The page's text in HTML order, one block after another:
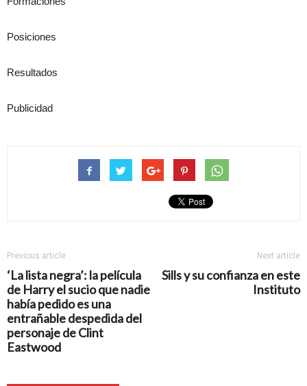
Posiciones
Resultados
Publicidad
Previous article
‘La lista negra’: la película
de Harry el sucio que nadie
había pedido es una
entrañable despedida del
personaje de Clint
Eastwood
Next article
Sills y su confianza en este
Instituto